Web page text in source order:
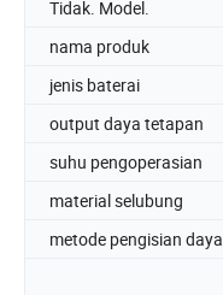
Tidak. Model.
nama produk
jenis baterai
output daya tetapan
suhu pengoperasian
material selubung
metode pengisian daya